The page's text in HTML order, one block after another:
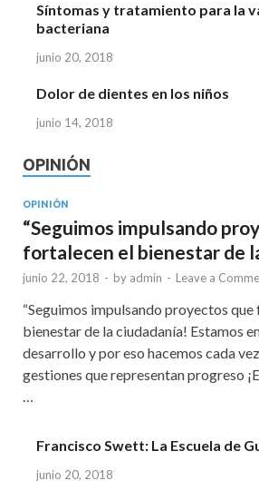
Síntomas y tratamiento para la
bacteriana
junio 20, 2018
Dolor de dientes en los niños
junio 14, 2018
OPINIÓN
OPINIÓN
“Seguimos impulsando
fortalecen el bienestar de
junio 22, 2018 - by admin - Leave a
“Seguimos impulsando proyectos
bienestar de la ciudadanía! Estamos
desarrollo y por eso hacemos cada
gestiones que representan progreso
…
Francisco Swett: La Escuela de
junio 20, 2018